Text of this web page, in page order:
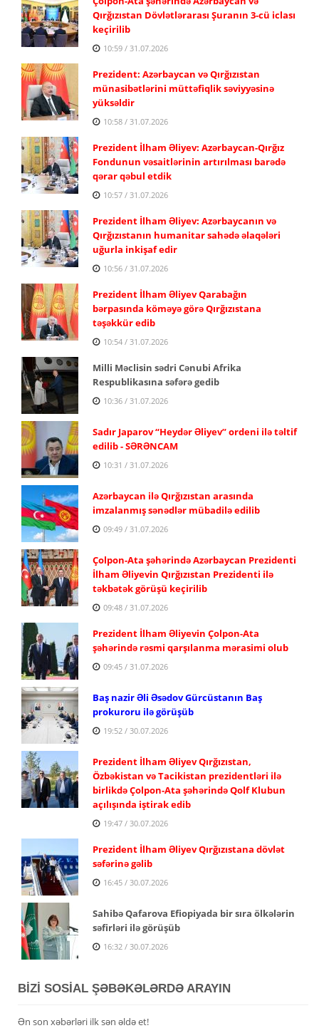
Qırğızıstan Dövlətlərarası Şuranın 3-cü iclası
keçirilib
10:59 / 31.07.2026
Prezident: Azərbaycan və Qırğızıstan
münasibətlərini müttəfiqlik səviyyəsinə
yüksəldir
10:58 / 31.07.2026
Prezident İlham Əliyev: Azərbaycan-Qırğız
Fondunun vəsaitlərinin artırılması barədə
qərar qəbul etdik
10:57 / 31.07.2026
Prezident İlham Əliyev: Azərbaycanın və
Qırğızıstanın humanitar sahədə əlaqələri
uğurla inkişaf edir
10:56 / 31.07.2026
Prezident İlham Əliyev Qarabağın
bərpasında köməyə görə Qırğızıstana
təşəkkür edib
10:54 / 31.07.2026
Milli Məclisin sədri Cənubi Afrika
Respublikasına səfərə gedib
10:36 / 31.07.2026
Sadır Japarov “Heydər Əliyev” ordeni ilə təltif
edilib - SƏRƏNCAM
10:31 / 31.07.2026
Azərbaycan ilə Qırğızıstan arasında
imzalanmış sənədlər mübadilə edilib
09:49 / 31.07.2026
Çolpon-Ata şəhərində Azərbaycan Prezidenti
İlham Əliyevin Qırğızıstan Prezidenti ilə
təkbətək görüşü keçirilib
09:48 / 31.07.2026
Prezident İlham Əliyevin Çolpon-Ata
şəhərində rəsmi qarşılanma mərasimi olub
09:45 / 31.07.2026
Baş nazir Əli Əsədov Gürcüstanın Baş
prokuroru ilə görüşüb
19:52 / 30.07.2026
Prezident İlham Əliyev Qırğızıstan,
Özbəkistan və Tacikistan prezidentləri ilə
birlikdə Çolpon-Ata şəhərində Qolf Klubun
açılışında iştirak edib
19:47 / 30.07.2026
Prezident İlham Əliyev Qırğızıstana dövlət
səfərinə gəlib
16:45 / 30.07.2026
Sahibə Qafarova Efiopiyada bir sıra ölkələrin
səfirləri ilə görüşüb
16:32 / 30.07.2026
BİZİ SOSİAL ŞƏBƏKƏLƏRDƏ ARAYIN
Ən son xəbərləri ilk sən əldə et!